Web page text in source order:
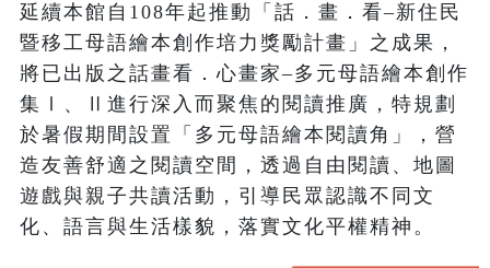
延續本館自108年起推動「話．畫．看–新住民
暨移工母語繪本創作培力獎勵計畫」之成果，
將已出版之話畫看．心畫家–多元母語繪本創作
集Ⅰ、Ⅱ進行深入而聚焦的閱讀推廣，特規劃
於暑假期間設置「多元母語繪本閱讀角」，營
造友善舒適之閱讀空間，透過自由閱讀、地圖
遊戲與親子共讀活動，引導民眾認識不同文
化、語言與生活樣貌，落實文化平權精神。